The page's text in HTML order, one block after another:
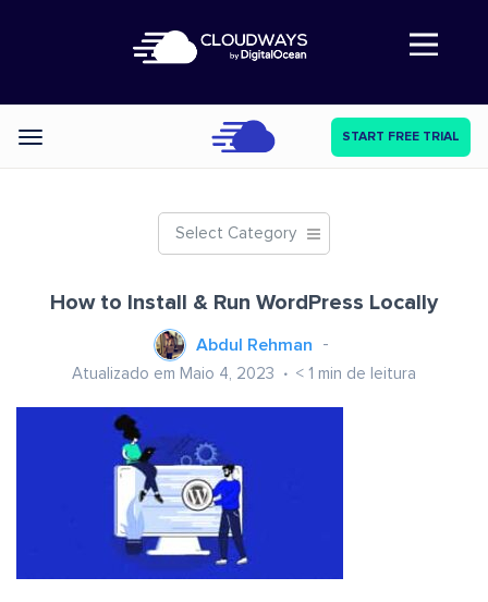
Abre a navegação
Categories START FREE TRIAL
Select Category
How to Install & Run WordPress Locally
Abdul Rehman
Atualizado em Maio 4, 2023 < 1 min de leitura